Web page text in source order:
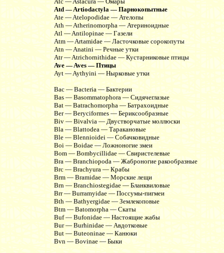
Atd — Artiodactyla — Парнокопытные
Ate — Atelopodidae — Ателопы
Ath — Atherinomorpha — Атериноидные
Atl — Antilopinae — Газели
Atm — Artamidae — Ласточковые сорокопуты
Atn — Anatini — Речные утки
Atr — Atrichornithidae — Кустарниковые птицы
Ave — Aves — Птицы
Ayt — Aythyini — Нырковые утки
Bac — Bacteria — Бактерии
Bas — Basommatophora — Сидячеглазые
Bat — Batrachomorpha — Батрахоидные
Ber — Beryciformes — Бериксообразные
Biv — Bivalvia — Двустворчатые моллюски
Bla — Blattodea — Таракановые
Ble — Blennioidei — Собачковидные
Boi — Boidae — Ложноногие змеи
Bom — Bombycillidae — Свиристелевые
Bra — Branchiopoda — Жаброногие ракообразные
Brc — Brachyura — Крабы
Brm — Bramidae — Морские лещи
Brn — Branchiostegidae — Бланквиловые
Brr — Burramyidae — Поссумы-пигмеи
Bth — Bathyergidae — Землекоповые
Btm — Batomorpha — Скаты
Buf — Bufonidae — Настоящие жабы
Bur — Burhinidae — Авдотковые
But — Buteoninae — Канюки
Bvn — Bovinae — Быки